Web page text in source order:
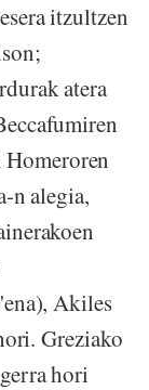
itzultzen
atera
n alegia,
Akiles
Greziako
hori